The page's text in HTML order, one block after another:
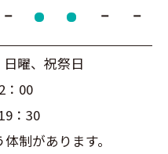
曜、祝祭日
：00
：30
制があります。